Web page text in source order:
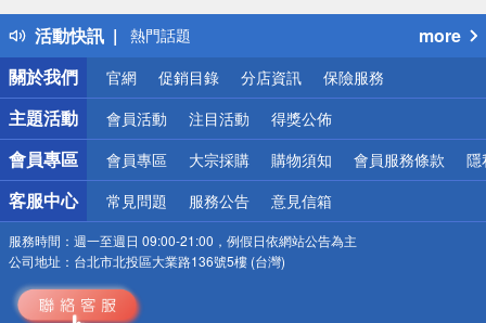
活動快訊
得獎公告
熱門話題
銀行優惠
偏遠地區配送
詐騙網頁！請小心！
more
關於我們
官網 促銷目錄 分店資訊 保險服務
主題活動 會員活動 注目活動 得獎公佈
會員專區 會員專區 大宗採購 購物須知 會員服務條款 隱
客服中心 常見問題 服務公告 意見信箱
服務時間： 週一至週日 09:00-21:00，例假日依網站公告為主
公司地址： 台北市北投區大業路136號5樓 (台灣)